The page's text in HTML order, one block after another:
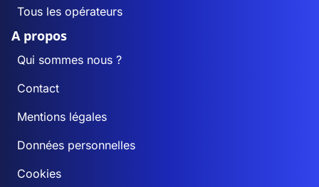
Tous les opérateurs
A propos
Qui sommes nous ?
Contact
Mentions légales
Données personnelles
Cookies